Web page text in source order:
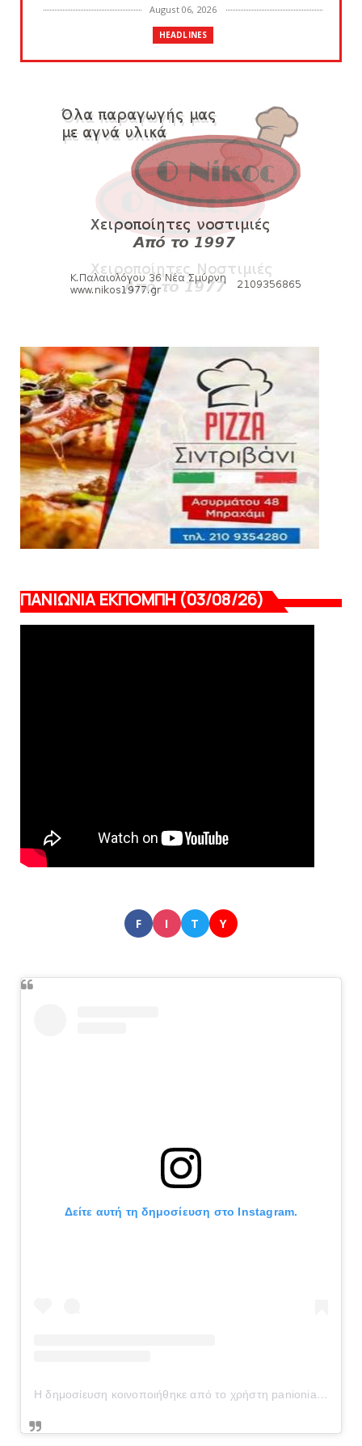
August 06, 2026
HEADLINES
Πανιώνια Εκπομπή: Eυχαριστούμε και...
HEADLINES
Θλίψη για τον χαμό του Γιώργου
Mαρσέλλου
August 04, 2026
SLIDE
Ξεκινά η ελεύθερη διάθεση των εισιτηρίων
διαρκείας του βόλεϊ...
ΠΟΛΟ
HEADLINES
Πανιώνια Εκπομπή: Έπεσε η αυλαία της
σεζόν με όλη την επικαι...
August 04, 2026
ΠΑΝΙΩΝΙΑ ΕΚΠΟΜΠΗ (03/08/26)
F I T Y
Δείτε αυτή τη δημοσίευση στο Instagram.
Η δημοσίευση κοινοποιήθηκε από το χρήστη panionianea.gr (@panionianea.gr)